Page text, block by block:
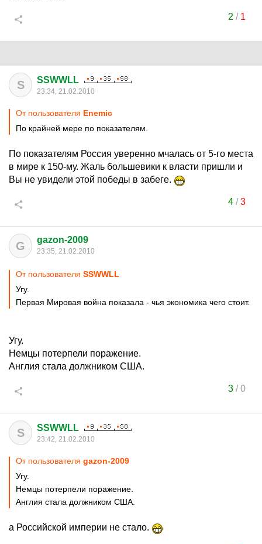
2 / 1
S SSWWLL
23:34, 21.02.2010
От пользователя Enemic
По крайней мере по показателям.
По показателям Россия уверенно мчалась от 5-го места
в мире к 150-му. Жаль большевики к власти пришли и
Вы не увидели этой победы в забеге.
4/3
G gazon-2009
23:35, 21.02.2010
От пользователя SSWWLL
Угу.
Первая Мировая война показала - чья экономика чего стоит.
Угу.
Немцы потерпели поражение.
Англия стала должником США.
3/0
S SSWWLL
23:42, 21.02.2010
От пользователя gazon-2009
Угу.
Немцы потерпели поражение.
Англия стала должником США.
а Российской империи не стало.